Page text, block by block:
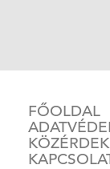
FŐOLDAL